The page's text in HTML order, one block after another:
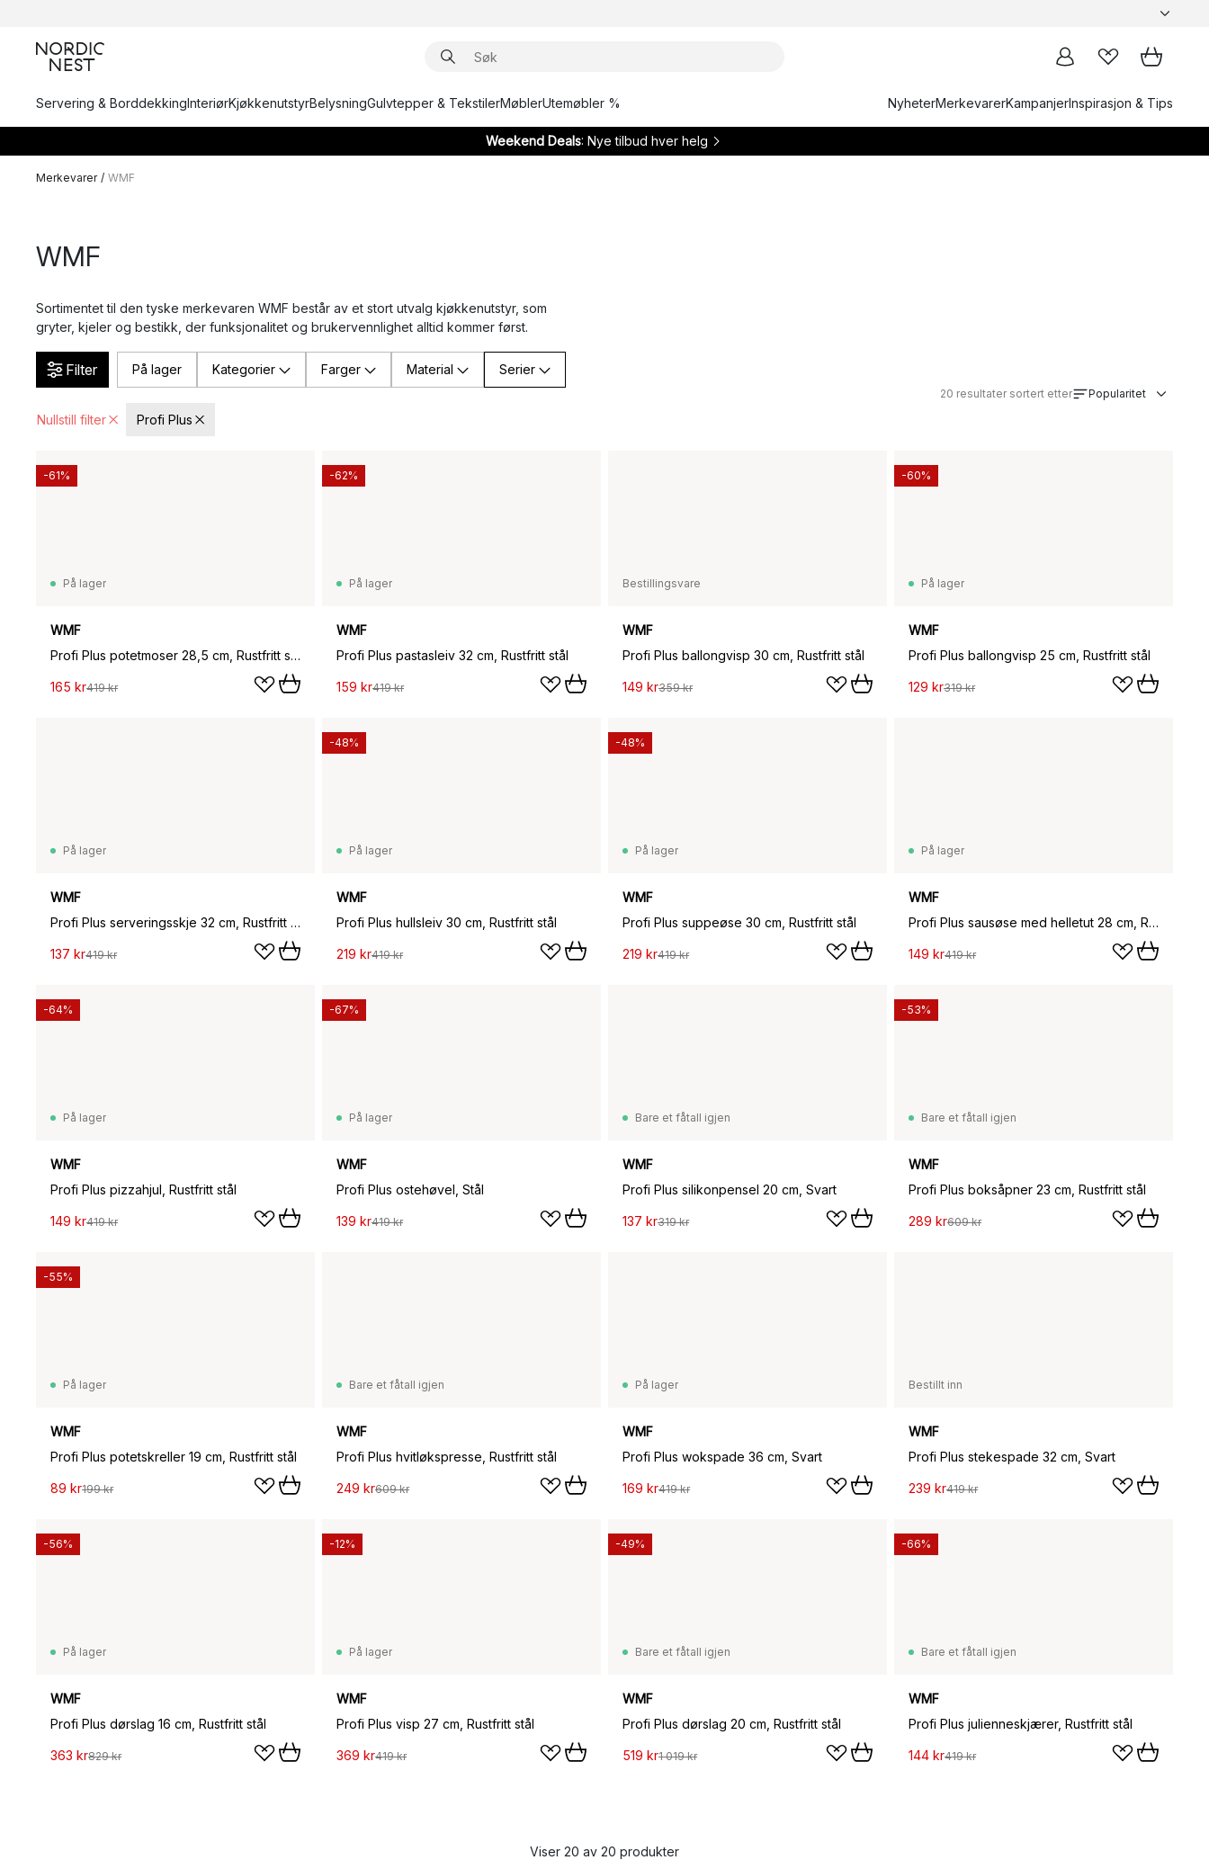
Servering & BorddekkingInteriørKjøkkenutstyrBelysningGulvtepper & TekstilerMøblerUtemøbler % NyheterMerkevarerKampanjerInspirasjon & Tips
Weekend Deals: Nye tilbud hver helg
Merkevarer / WMF
WMF
Sortimentet til den tyske merkevaren WMF består av et stort utvalg kjøkkenutstyr, som
gryter, kjeler og bestikk, der funksjonalitet og brukervennlighet alltid kommer først.
Filter På lager Kategorier Farger Material Serier
Nullstill filter Profi Plus
20 resultater sortert etter Popularitet
På lager
WMF
Profi Plus potetmoser 28,5 cm, Rustfritt stål
165 kr419 kr
-61%
På lager
WMF
Profi Plus pastasleiv 32 cm, Rustfritt stål
159 kr419 kr
-62%
Bestillingsvare
WMF
Profi Plus ballongvisp 30 cm, Rustfritt stål
149 kr359 kr
På lager
WMF
Profi Plus ballongvisp 25 cm, Rustfritt stål
129 kr319 kr
-60%
På lager
WMF
Profi Plus serveringsskje 32 cm, Rustfritt stål
137 kr419 kr
På lager
WMF
Profi Plus hullsleiv 30 cm, Rustfritt stål
219 kr419 kr
-48%
På lager
WMF
Profi Plus suppeøse 30 cm, Rustfritt stål
219 kr419 kr
-48%
På lager
WMF
Profi Plus sausøse med helletut 28 cm, Rustfritt stål
149 kr419 kr
På lager
WMF
Profi Plus pizzahjul, Rustfritt stål
149 kr419 kr
-64%
På lager
WMF
Profi Plus ostehøvel, Stål
139 kr419 kr
-67%
Bare et fåtall igjen
WMF
Profi Plus silikonpensel 20 cm, Svart
137 kr319 kr
Bare et fåtall igjen
WMF
Profi Plus boksåpner 23 cm, Rustfritt stål
289 kr609 kr
-53%
På lager
WMF
Profi Plus potetskreller 19 cm, Rustfritt stål
89 kr199 kr
-55%
Bare et fåtall igjen
WMF
Profi Plus hvitløkspresse, Rustfritt stål
249 kr609 kr
På lager
WMF
Profi Plus wokspade 36 cm, Svart
169 kr419 kr
Bestillt inn
WMF
Profi Plus stekespade 32 cm, Svart
239 kr419 kr
På lager
WMF
Profi Plus dørslag 16 cm, Rustfritt stål
363 kr829 kr
-56%
På lager
WMF
Profi Plus visp 27 cm, Rustfritt stål
369 kr419 kr
-12%
Bare et fåtall igjen
WMF
Profi Plus dørslag 20 cm, Rustfritt stål
519 kr1 019 kr
-49%
Bare et fåtall igjen
WMF
Profi Plus julienneskjærer, Rustfritt stål
144 kr419 kr
-66%
Viser 20 av 20 produkter